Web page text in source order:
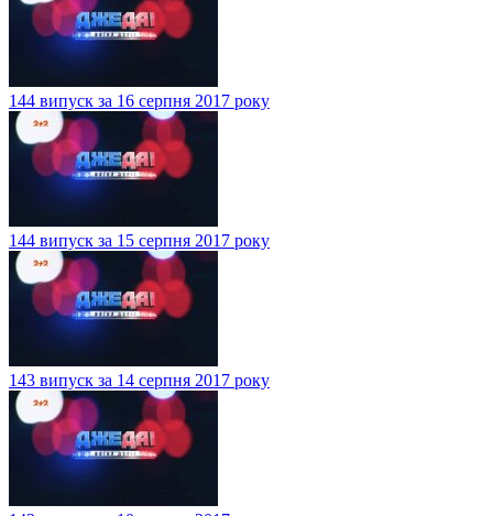
144 випуск за 16 серпня 2017 року
144 випуск за 15 серпня 2017 року
143 випуск за 14 серпня 2017 року